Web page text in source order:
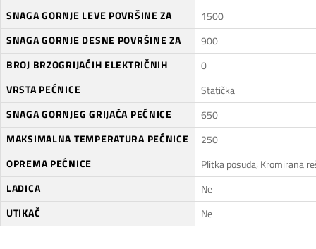
SNAGA GORNJE LEVE POVRŠINE ZA
1500
SNAGA GORNJE DESNE POVRŠINE ZA
900
BROJ BRZOGRIJAĆIH ELEKTRIČNIH
0
VRSTA PEĆNICE
Statička
SNAGA GORNJEG GRIJAČA PEĆNICE
650
MAKSIMALNA TEMPERATURA PEĆNICE
250
OPREMA PEĆNICE
Plitka posuda, Kromirana
LADICA
Ne
UTIKAČ
Ne